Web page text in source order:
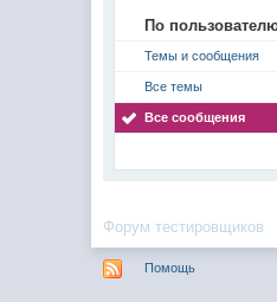
По
Темы и сообщения
Все темы
Все сообщения
Форум тестировщиков
Помощь